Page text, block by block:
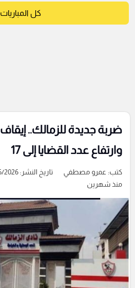
كل المباريات
وارتفاع عدد القضايا إلى 17
كتب: عمرو مصطفي تاريخ النشر: 03/06/2026
منذ شهرين